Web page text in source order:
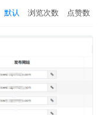
默认 浏览次数 点赞数